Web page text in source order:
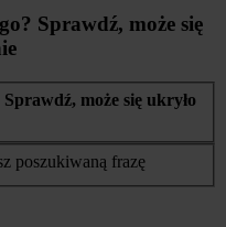
Sprawdź, może się
Sprawdź, może się ukryło
poszukiwaną frazę